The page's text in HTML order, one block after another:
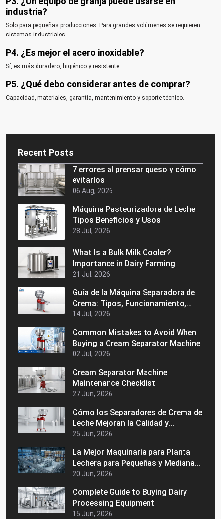
industria?
Solo para pequeñas producciones. Para grandes volúmenes se requieren
sistemas industriales.
P4. ¿Es mejor el acero inoxidable?
Sí, es más duradero, higiénico y resistente.
P5. ¿Qué debo considerar antes de comprar?
Capacidad, materiales, garantía, mantenimiento y soporte técnico.
Recent Posts
7 errores al prensar queso y cómo
evitarlos
06 Aug, 2026
Máquina Pasteurizadora de Leche
Tipos Beneficios y Usos
28 Jul, 2026
What Is a Bulk Milk Cooler?
Importance in Dairy Farming
21 Jul, 2026
Guía de la Máquina Separadora de
Crema: Tipos, Funcionamiento,
Beneficios y Consejos de Compra
14 Jul, 2026
Common Mistakes to Avoid When
Buying a Cream Separator Machine
02 Jul, 2026
Cream Separator Machine
Maintenance Checklist
27 Jun, 2026
Cómo los Separadores de Crema de
Leche Mejoran la Calidad y
Consistencia de la Leche
25 Jun, 2026
La Mejor Maquinaria para Planta
Lechera para Pequeñas y Medianas
Empresas Lácteas
20 Jun, 2026
Complete Guide to Buying Dairy
Processing Equipment
15 Jun, 2026